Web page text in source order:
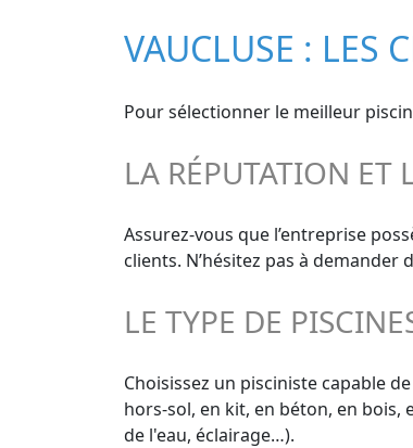
VAUCLUSE : LES
Pour sélectionner le meilleur
LA RÉPUTATION ET
Assurez-vous que l’entreprise
clients. N’hésitez pas à
LE TYPE DE
Choisissez un pisciniste capable
hors-sol, en kit, en béton, en bois,
de l'eau, éclairage…).